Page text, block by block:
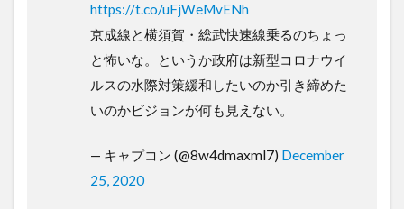
https://t.co/uFjWeMvENh
京成線と横須賀・総武快速線乗るのちょっ
と怖いな。というか政府は新型コロナウイ
ルスの水際対策緩和したいのか引き締めた
いのかビジョンが何も見えない。
— キャプコン (@8w4dmaxml7) December
25, 2020